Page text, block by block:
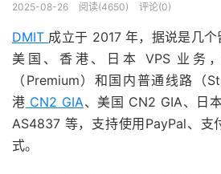
2025-08-26 阅读(4650) 评论(0)
DMIT 成立于 2017 年，据说是几
美国、香港、日本 VPS 业务
（Premium）和国内普通线路（
港 CN2 GIA、美国 CN2 GIA、日
AS4837 等，支持使用PayPal、支
式。